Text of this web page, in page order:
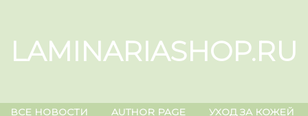
content
LAMINARIASHOP.RU
ВСЕ НОВОСТИ AUTHOR PAGE
УХОД ЗА КОЖЕЙ